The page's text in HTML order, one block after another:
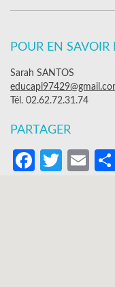
POUR EN SAVOIR
Sarah SANTOS
Tél. 02.62.72.31.74
PARTAGER
Facebook